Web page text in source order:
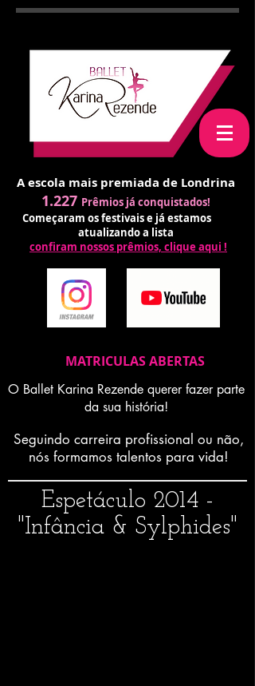
A escola mais premiada de Londrina
1.227 Prêmios já conquistados!
Começaram os festivais e já estamos
atualizando a lista
confiram nossos prêmios, clique aqui !
MATRICULAS ABERTAS
O Ballet Karina Rezende querer fazer parte
da sua história!
Seguindo carreira profissional ou não,
nós formamos talentos para vida!
Espetáculo 2014 -
"Infância & Sylphides"